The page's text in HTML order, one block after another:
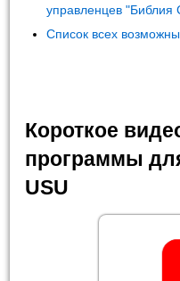
управленцев "Библия
Список всех
Короткое
программы
USU